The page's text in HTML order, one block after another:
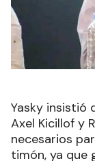
Yasky insistió
Axel Kicillof y
necesarios
timón, ya que